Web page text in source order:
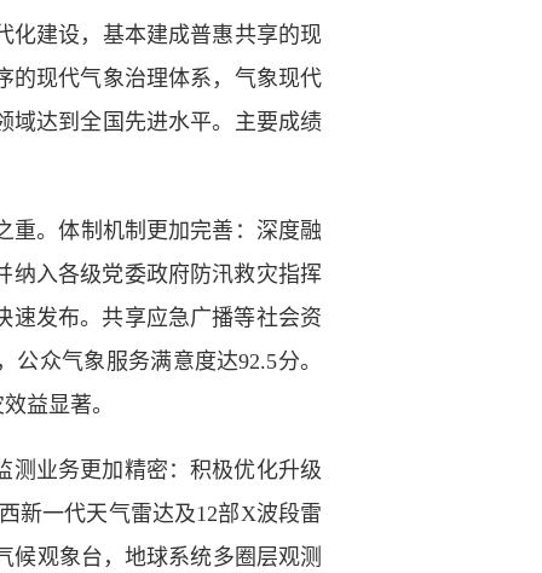
建设，基本建成普惠共享的现
的现代气象治理体系，气象现代
域达到全国先进水平。主要成绩
重。体制机制更加完善：深度融
纳入各级党委政府防汛救灾指挥
速发布。共享应急广播等社会资
众气象服务满意度达92.5分。
益显著。
测业务更加精密：积极优化升级
新一代天气雷达及12部X波段雷
候观象台，地球系统多圈层观测